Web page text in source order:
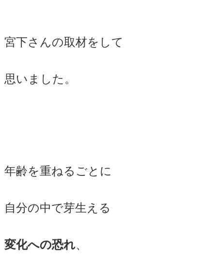
宮下さんの取材をして
思いました。
年齢を重ねるごとに
自分の中で芽生える
変化への恐れ、